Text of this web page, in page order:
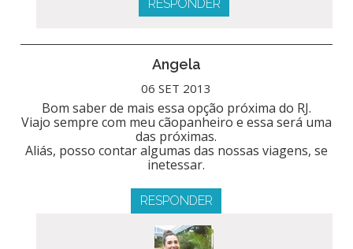
RESPONDER
Angela
06 SET 2013
Bom saber de mais essa opção próxima do RJ.
Viajo sempre com meu cãopanheiro e essa será uma
das próximas.
Aliás, posso contar algumas das nossas viagens, se
inetessar.
RESPONDER